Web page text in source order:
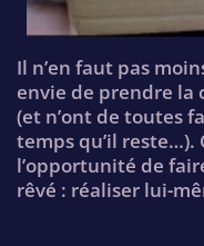
Il n’en faut pas
envie de prendre la
(et n’ont de toutes
temps qu’il reste…).
l’opportunité de
rêvé : réaliser lui-